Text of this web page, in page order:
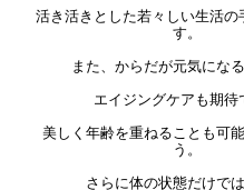
活き活きとした若々しい生活の
す。
また、からだが元気になる
エイジングケアも期待
美しく年齢を重ねることも可
う。